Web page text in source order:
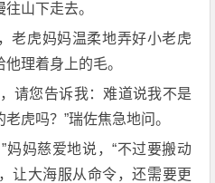
山下走去。
老虎妈妈温柔地弄好小老虎
理着身上的毛。
请您告诉我：难道说我不是
虎吗？”瑞佐焦急地问。
妈妈慈爱地说，“不过要搬动
让大海服从命令，还需要更